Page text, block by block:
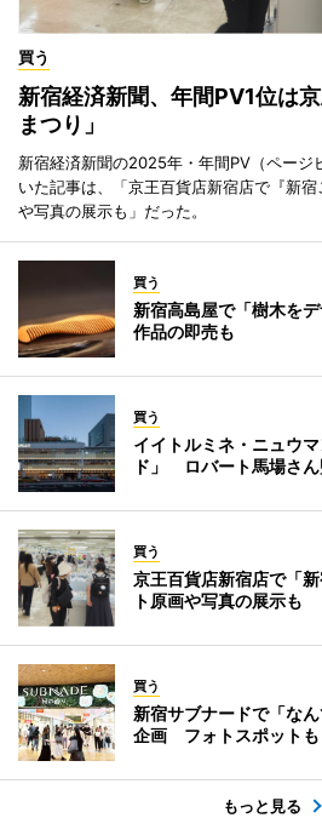
買う
新宿経済新聞、年間PV1位は
まつり」
新宿経済新聞の2025年・年間PV（ページ
いた記事は、「京王百貨店新宿店で『新
や写真の展示も」だった。
買う
新宿高島屋で「樹木を
作品の即売も
買う
イイトルミネ・ニュウ
ド」 ロバート馬場さ
買う
京王百貨店新宿店で「
ト原画や写真の展示も
買う
新宿サブナードで「な
企画 フォトスポットも
もっと見る